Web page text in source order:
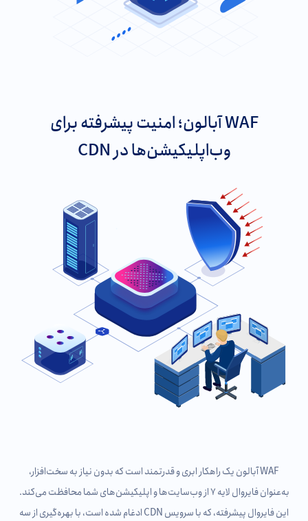
WAF آبالون؛ امنیت پیشرفته برای
وب‌اپلیکیشن‌ها در CDN
WAF آبالون یک راهکار ابری و قدرتمند است که بدون نیاز به سخت‌افزار،
به‌عنوان فایروال لایه ۷ از وب‌سایت‌ها و اپلیکیشن‌های شما محافظت می‌کند.
این فایروال پیشرفته، که با سرویس CDN ادغام شده است، با بهره‌گیری از سه